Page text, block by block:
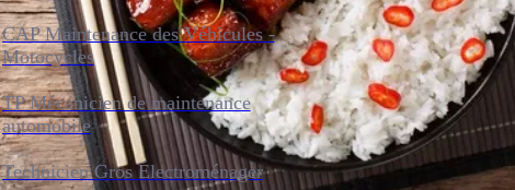
CAP Maintenance des Véhicules -
Motocycles
TP Mécanicien de maintenance
automobile
Technicien Gros Électroménager